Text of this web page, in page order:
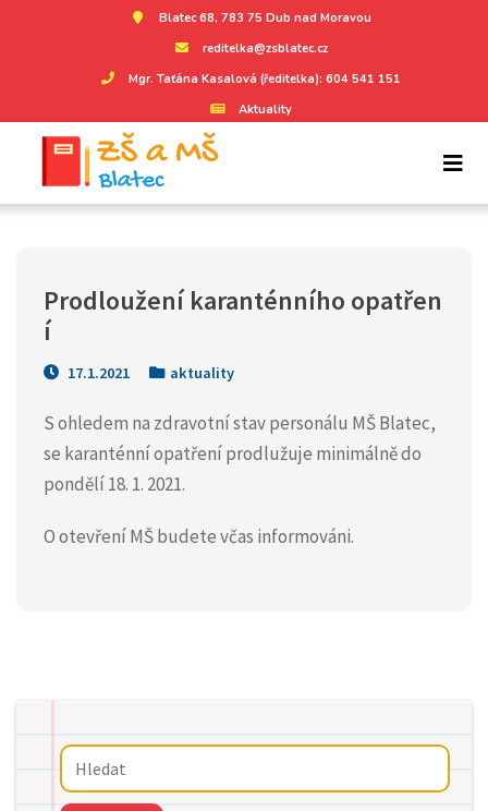
Blatec 68, 783 75 Dub nad Moravou
reditelka@zsblatec.cz
Mgr. Taťána Kasalová (ředitelka): 604 541 151
Aktuality
Prodloužení karanténního opatřen
í
17.1.2021 aktuality
S ohledem na zdravotní stav personálu MŠ Blatec,
se karanténní opatření prodlužuje minimálně do
pondělí 18. 1. 2021.
O otevření MŠ budete včas informováni.